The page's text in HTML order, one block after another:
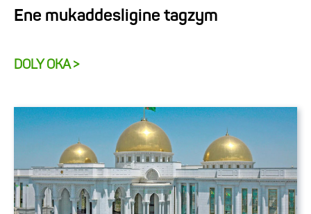
Ene mukaddesligine tagzym
DOLY OKA >